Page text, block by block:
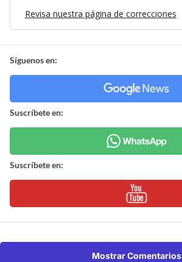
Revisa nuestra página de correcciones
Síguenos en:
Suscríbete en:
Suscríbete en:
Mostrar Comentarios